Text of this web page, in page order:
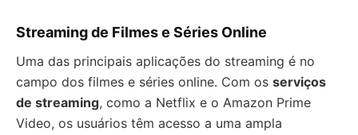
Streaming de Filmes e Séries Online
Uma das principais aplicações do streaming é no
campo dos filmes e séries online. Com os serviços
de streaming, como a Netflix e o Amazon Prime
Video, os usuários têm acesso a uma ampla